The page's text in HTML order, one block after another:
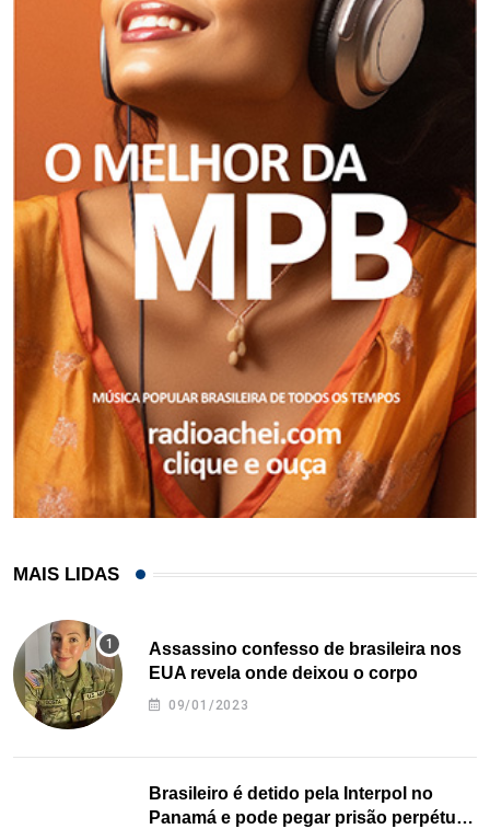
MAIS LIDAS
Assassino confesso de brasileira nos
EUA revela onde deixou o corpo
09/01/2023
Brasileiro é detido pela Interpol no
Panamá e pode pegar prisão perpétua